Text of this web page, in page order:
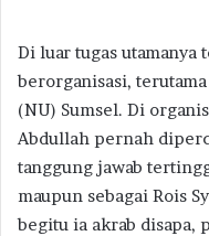
Di luar tugas
berorganisasi,
(NU) Sumsel. Di
Abdullah pernah
tanggung jawab
maupun sebagai Rois
begitu ia akrab disapa,